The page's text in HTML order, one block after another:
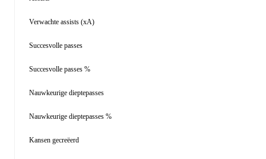
Verwachte assists (xA)
Succesvolle passes
Succesvolle passes %
Nauwkeurige dieptepasses
Nauwkeurige dieptepasses %
Kansen gecreëerd